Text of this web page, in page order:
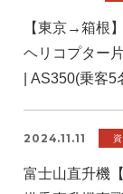
【東京→箱根】
ヘリコプター
| AS350(乗客5
2024.11.11
富士山直升機